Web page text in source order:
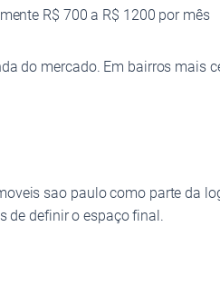
R$ 700 a R$ 1200 por mês
do mercado. Em bairros
sao paulo como parte da
de definir o espaço final.